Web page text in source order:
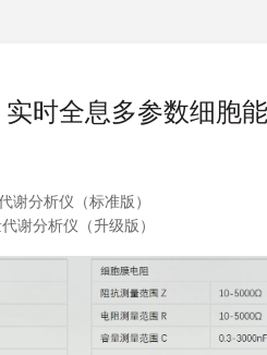
实时全息多参数细胞
谢分析仪（标准版）
谢分析仪（升级版）